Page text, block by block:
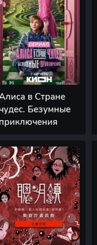
в Стране
Безумные
приключения